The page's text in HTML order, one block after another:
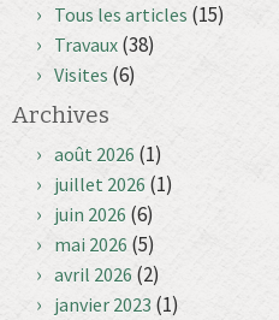
Tous les articles (15)
Travaux (38)
Visites (6)
Archives
août 2026 (1)
juillet 2026 (1)
juin 2026 (6)
mai 2026 (5)
avril 2026 (2)
janvier 2023 (1)